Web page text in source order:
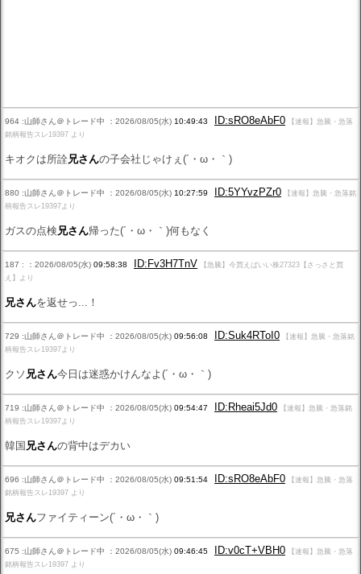
964 :山師さん＠トレード中 ：2026/08/05(水) 10:49:43 ID:sRO8eAbF0
【速報】急騰・急落
銘柄報告スレ19397 より
キオクは所詮兄さんの子会社じゃけぇ(´・ω・｀)
880 :山師さん＠トレード中 ：2026/08/05(水) 10:27:59 ID:5YYvzPZr0
【速報】急騰・急落銘
柄報告スレ19397より
ガスの点検兄さん帰った(´・ω・｀)何もなく
187 : ：2026/08/05(水) 09:58:38 ID:Fv3H7TnV
【急騰】今買えばいい株27323【さっさと買
え】より
兄さんを返せっ...！
729 :山師さん＠トレード中 ：2026/08/05(水) 09:56:08 ID:Suk4RToI0
【速報】急騰・急落銘
柄報告スレ19397より
クソ 兄さん今日は迷惑かけんなよ(´・ω・｀)
719 :山師さん＠トレード中 ：2026/08/05(水) 09:54:47 ID:Rheai5Jd0
【速報】急騰・急落銘
柄報告スレ19397より
韓国 兄さんの背中はデカい
696 :山師さん＠トレード中 ：2026/08/05(水) 09:51:54 ID:sRO8eAbF0
【速報】急騰・急落
銘柄報告スレ19397 より
兄さんファイティーン(´・ω・｀)
675 :山師さん＠トレード中 ：2026/08/05(水) 09:46:45 ID:v0cT+VBH0
【速報】急騰・急落
銘柄報告スレ19397 より